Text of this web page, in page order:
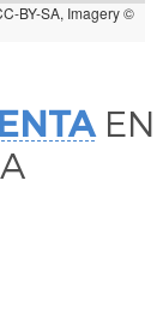
BY-SA, Imagery ©
EN